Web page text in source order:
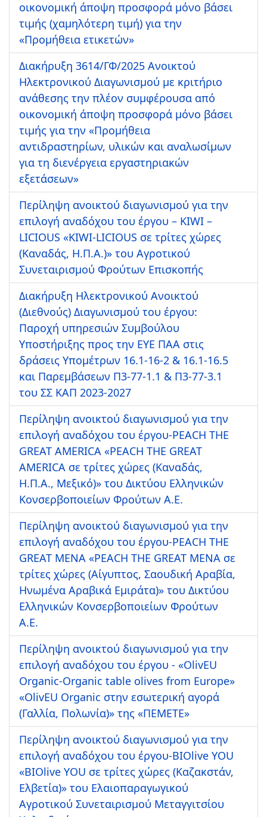
οικονομική άποψη προσφορά μόνο βάσει
τιμής (χαμηλότερη τιμή) για την
«Προμήθεια ετικετών»
Διακήρυξη 3614/ΓΦ/2025 Ανοικτού
Ηλεκτρονικού Διαγωνισμού με κριτήριο
ανάθεσης την πλέον συμφέρουσα από
οικονομική άποψη προσφορά μόνο βάσει
τιμής για την «Προμήθεια
αντιδραστηρίων, υλικών και αναλωσίμων
για τη διενέργεια εργαστηριακών
εξετάσεων»
Περίληψη ανοικτού διαγωνισμού για την
επιλογή αναδόχου του έργου – KIWI –
LICIOUS «KIWI-LICIOUS σε τρίτες χώρες
(Καναδάς, Η.Π.Α.)» του Αγροτικού
Συνεταιρισμού Φρούτων Επισκοπής
Διακήρυξη Ηλεκτρονικού Ανοικτού
(Διεθνούς) Διαγωνισμού του έργου:
Παροχή υπηρεσιών Συμβούλου
Υποστήριξης προς την ΕΥΕ ΠΑΑ στις
δράσεις Υπομέτρων 16.1-16-2 & 16.1-16.5
και Παρεμβάσεων Π3-77-1.1 & Π3-77-3.1
του ΣΣ ΚΑΠ 2023-2027
Περίληψη ανοικτού διαγωνισμού για την
επιλογή αναδόχου του έργου-PEACH THE
GREAT AMERICA «PEACH THE GREAT
AMERICA σε τρίτες χώρες (Καναδάς,
Η.Π.Α., Μεξικό)» του Δικτύου Ελληνικών
Κονσερβοποιείων Φρούτων Α.Ε.
Περίληψη ανοικτού διαγωνισμού για την
επιλογή αναδόχου του έργου-PEACH THE
GREAT MENA «PEACH THE GREAT MENA σε
τρίτες χώρες (Αίγυπτος, Σαουδική Αραβία,
Ηνωμένα Αραβικά Εμιράτα)» του Δικτύου
Ελληνικών Κονσερβοποιείων Φρούτων
Α.Ε.
Περίληψη ανοικτού διαγωνισμού για την
επιλογή αναδόχου του έργου - «OlivEU
Organic-Organic table olives from Europe»
«OlivEU Organic στην εσωτερική αγορά
(Γαλλία, Πολωνία)» της «ΠΕΜΕΤΕ»
Περίληψη ανοικτού διαγωνισμού για την
επιλογή αναδόχου του έργου-BIOlive YOU
«BIOlive YOU σε τρίτες χώρες (Καζακστάν,
Ελβετία)» του Ελαιοπαραγωγικού
Αγροτικού Συνεταιρισμού Μεταγγιτσίου